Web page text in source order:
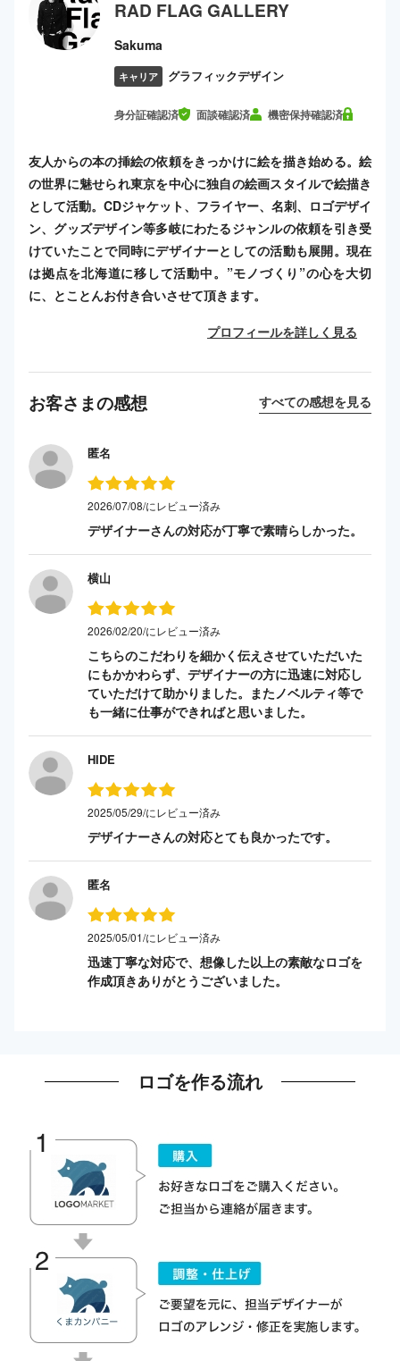
RAD FLAG GALLERY
Sakuma
キャリア グラフィックデザイン
身分証確認済 面談確認済 機密保持確認済
友人からの本の挿絵の依頼をきっかけに絵を描き始める。絵
の世界に魅せられ東京を中心に独自の絵画スタイルで絵描き
として活動。CDジャケット、フライヤー、名刺、ロゴデザイ
ン、グッズデザイン等多岐にわたるジャンルの依頼を引き受
けていたことで同時にデザイナーとしての活動も展開。現在
は拠点を北海道に移して活動中。”モノづくり”の心を大切
に、とことんお付き合いさせて頂きます。
プロフィールを詳しく見る
お客さまの感想 すべての感想を見る
匿名
2026/07/08/にレビュー済み
デザイナーさんの対応が丁寧で素晴らしかった。
横山
2026/02/20/にレビュー済み
こちらのこだわりを細かく伝えさせていただいた
にもかかわらず、デザイナーの方に迅速に対応し
ていただけて助かりました。またノベルティ等で
も一緒に仕事ができればと思いました。
HIDE
2025/05/29/にレビュー済み
デザイナーさんの対応とても良かったです。
匿名
2025/05/01/にレビュー済み
迅速丁寧な対応で、想像した以上の素敵なロゴを
作成頂きありがとうございました。
ロゴを作る流れ